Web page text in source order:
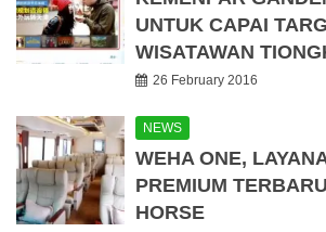
UNTUK CAPAI
WISATAWAN
26 February 2016
NEWS
WEHA ONE,
PREMIUM
HORSE